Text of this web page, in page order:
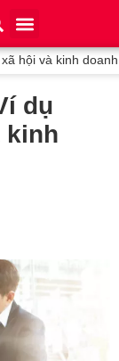
hội và kinh doanh
dụ
kinh